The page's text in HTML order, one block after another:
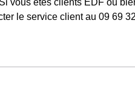
vous êtes clients EDF ou
le service client au 09 69